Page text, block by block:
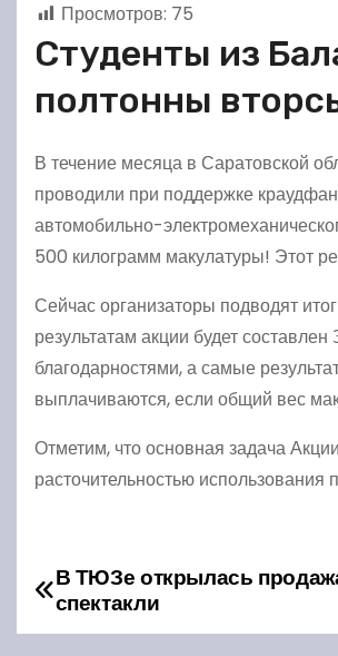
Просмотров: 75
Студенты из
полтонны
В течение месяца в Саратовской
проводили при поддержке
автомобильно-
500 килограмм макулатуры! Этот
Сейчас организаторы подводят
результатам акции будет
благодарностями, а самые
выплачиваются, если общий вес
Отметим, что основная задача
расточительностью использования
Н
а
В ТЮЗе открылась
спектакли